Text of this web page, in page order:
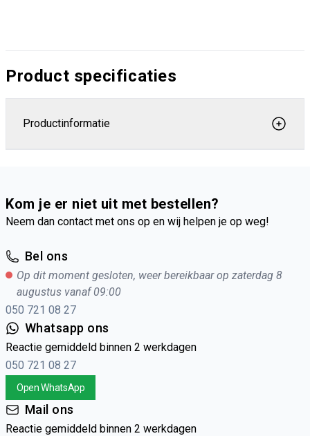
Product specificaties
Productinformatie
Kom je er niet uit met bestellen?
Neem dan contact met ons op en wij helpen je op weg!
Bel ons
Op dit moment gesloten, weer bereikbaar op zaterdag 8
augustus vanaf 09:00
050 721 08 27
Whatsapp ons
Reactie gemiddeld binnen 2 werkdagen
050 721 08 27
Open WhatsApp
Mail ons
Reactie gemiddeld binnen 2 werkdagen